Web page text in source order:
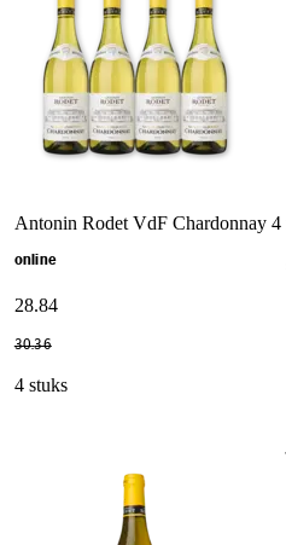
Antonin Rodet VdF Chardonnay 4
online
28.84
30.36
4 stuks